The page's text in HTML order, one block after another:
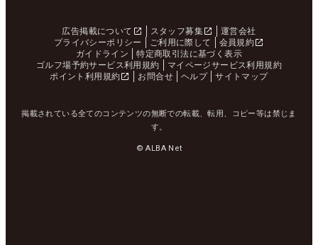
広告掲載について スタッフ募集
運営会社
プライバシーポリシー
ご利用に際して
会員規約
ガイドライン
特定商取引法に基づく表示
ゴルフ場予約サービス利用規約
マイページサービス利用規約
ポイント利用規約
お問合せ ヘルプ サイトマップ
掲載されている全てのコンテンツの無断での転載、転用、コピー等は禁じま
す。
© ALBA Net